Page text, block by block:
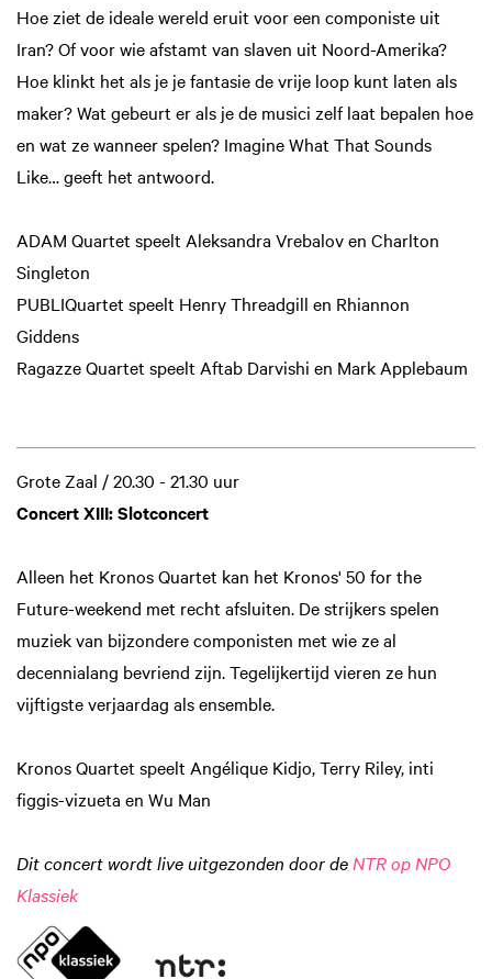
Hoe ziet de ideale wereld eruit voor een componiste uit
Iran? Of voor wie afstamt van slaven uit Noord-Amerika?
Hoe klinkt het als je je fantasie de vrije loop kunt laten als
maker? Wat gebeurt er als je de musici zelf laat bepalen hoe
en wat ze wanneer spelen? Imagine What That Sounds
Like… geeft het antwoord.
ADAM Quartet speelt Aleksandra Vrebalov en Charlton
Singleton
PUBLIQuartet speelt Henry Threadgill en Rhiannon
Giddens
Ragazze Quartet speelt Aftab Darvishi en Mark Applebaum
Grote Zaal / 20.30 - 21.30 uur
Concert XIII: Slotconcert
Alleen het Kronos Quartet kan het Kronos' 50 for the
Future-weekend met recht afsluiten. De strijkers spelen
muziek van bijzondere componisten met wie ze al
decennialang bevriend zijn. Tegelijkertijd vieren ze hun
vijftigste verjaardag als ensemble.
Kronos Quartet speelt Angélique Kidjo, Terry Riley, inti
figgis-vizueta en Wu Man
Dit concert wordt live uitgezonden door deNTR op NPO
Klassiek